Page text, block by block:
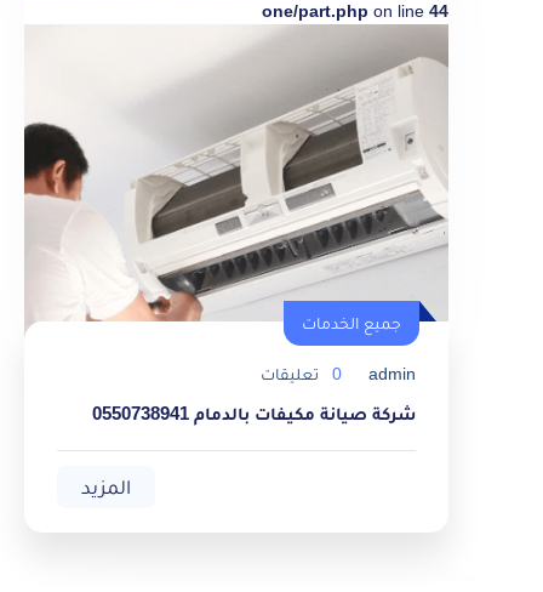
one/part.php on line 44
جميع الخدمات
admin
0 تعليقات
شركة صيانة مكيفات بالدمام 0550738941
المزيد